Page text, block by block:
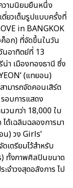
วามนิยมยืนหนึ่ง
ดี่ยวเต็มรูปแบบครั้งที่
in BANGKOK
อก) ที่จัดขึ้นในวัน
นอาทิตย์ที่ 13
า เมืองทองธานี ซึ่ง
(แทยอน)
มารถจัดคอนเสิร์ต
อบการแสดง
วนกว่า 18,000 ใบ
ด้เฉลิมฉลองการมา
น) วง Girls’
เตรียมไว้สำหรับ
) ทั้งภาพศิลปินขนาด
จำวงสุดอลังการ ไป